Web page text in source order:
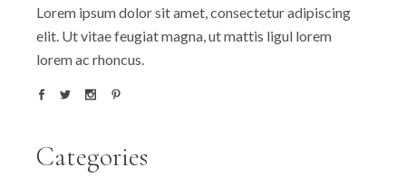
Lorem ipsum dolor sit amet, consectetur adipiscing
elit. Ut vitae feugiat magna, ut mattis ligul lorem
lorem ac rhoncus.
Categories